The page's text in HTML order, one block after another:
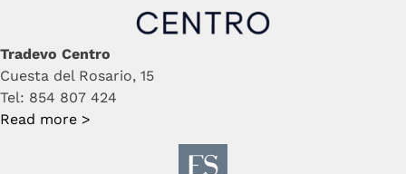
Tradevo Centro
Cuesta del Rosario, 15
Tel: 854 807 424
Read more >